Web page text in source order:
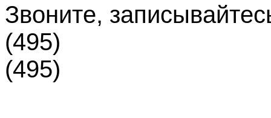
Звоните,
(495)
(495)